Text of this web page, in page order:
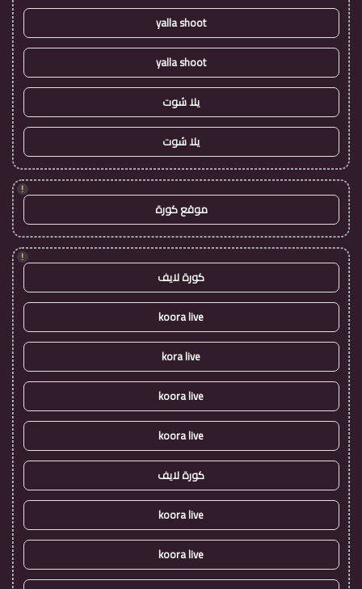
yalla shoot
yalla shoot
يلا شوت
يلا شوت
!
موقع كورة
!
كورة لايف
koora live
kora live
koora live
koora live
كورة لايف
koora live
koora live